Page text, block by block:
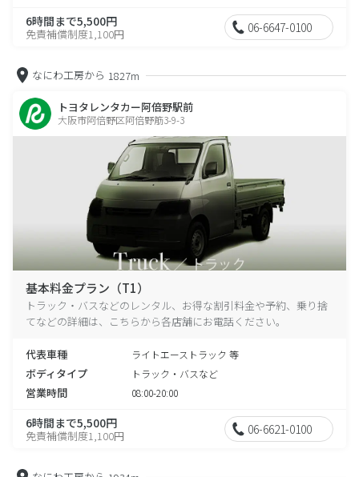
6時間まで5,500円
免責補償制度1,100円 06-6647-0100
なにわ工房から 1827m
トヨタレンタカー阿倍野駅前
大阪市阿倍野区阿倍野筋3-9-3
基本料金プラン（T1）
トラック・バスなどのレンタル、お得な割引料金や予約、乗り捨
てなどの詳細は、こちらから各店舗にお電話ください。
代表車種 ライトエーストラック 等
ボディタイプ トラック・バスなど
営業時間 08:00-20:00
6時間まで5,500円
免責補償制度1,100円 06-6621-0100